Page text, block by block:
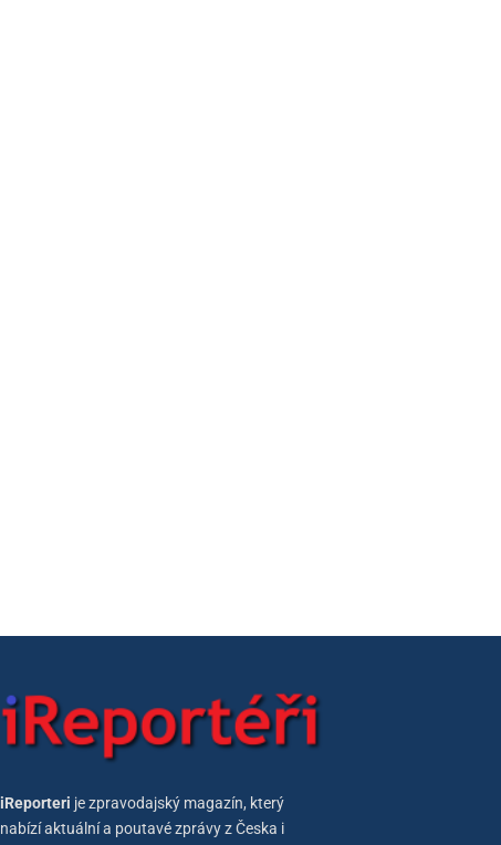
iReporteri je zpravodajský magazín, který
nabízí aktuální a poutavé zprávy z Česka i